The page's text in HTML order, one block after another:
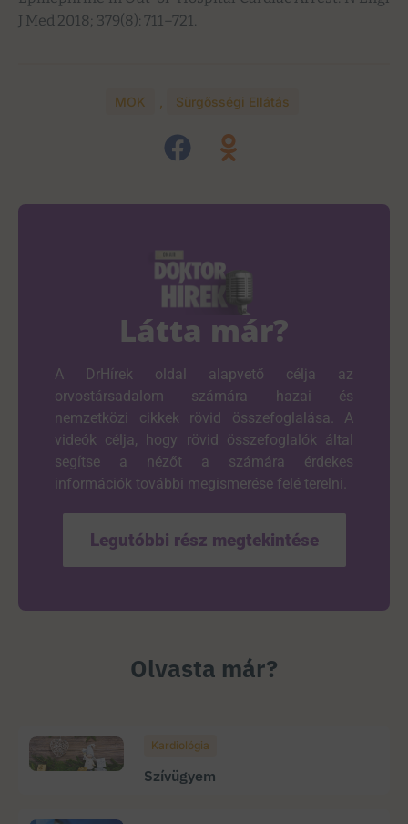
J Med 2018; 379(8): 711–721.
MOK Sürgősségi Ellátás
Látta már?
A DrHírek oldal alapvető célja az
orvostársadalom számára hazai és
nemzetközi cikkek rövid összefoglalása. A
videók célja, hogy rövid összefoglalók által
segítse a nézőt a számára érdekes
információk további megismerése felé terelni.
Legutóbbi rész megtekintése
Olvasta már?
Kardiológia
Szívügyem